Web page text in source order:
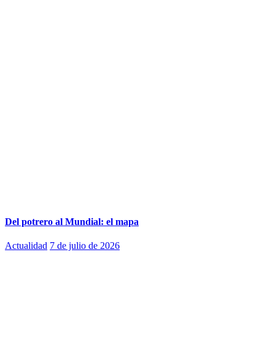
Del potrero al Mundial: el mapa
Actualidad 7 de julio de 2026